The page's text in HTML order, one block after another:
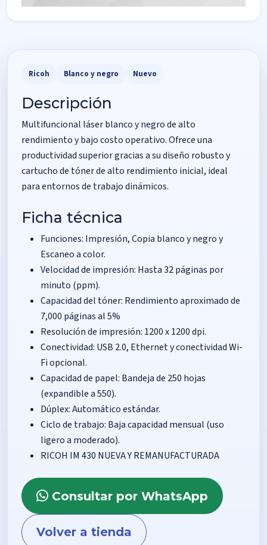
Ricoh Blanco y negro Nuevo
Descripción
Multifuncional láser blanco y negro de alto
rendimiento y bajo costo operativo. Ofrece una
productividad superior gracias a su diseño robusto y
cartucho de tóner de alto rendimiento inicial, ideal
para entornos de trabajo dinámicos.
Ficha técnica
Funciones: Impresión, Copia blanco y negro y
Escaneo a color.
Velocidad de impresión: Hasta 32 páginas por
minuto (ppm).
Capacidad del tóner: Rendimiento aproximado de
7,000 páginas al 5%
Resolución de impresión: 1200 x 1200 dpi.
Conectividad: USB 2.0, Ethernet y conectividad Wi-
Fi opcional.
Capacidad de papel: Bandeja de 250 hojas
(expandible a 550).
Dúplex: Automático estándar.
Ciclo de trabajo: Baja capacidad mensual (uso
ligero a moderado).
RICOH IM 430 NUEVA Y REMANUFACTURADA
Consultar por WhatsApp
Volver a tienda